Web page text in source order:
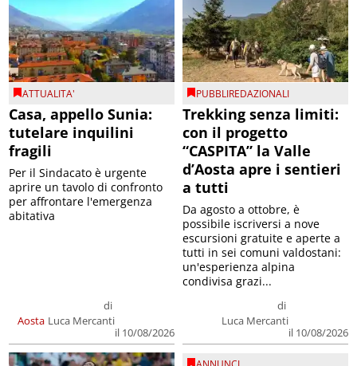
ATTUALITA'
Casa, appello Sunia:
tutelare inquilini
fragili
Aosta
di
Luca Mercanti
il 10/08/2026
Per il Sindacato è urgente
aprire un tavolo di confronto
per affrontare l'emergenza
abitativa
PUBBLIREDAZIONALI
Trekking senza limiti:
con il progetto
“CASPITA” la Valle
d’Aosta apre i sentieri
a tutti
di
Luca Mercanti
il 10/08/2026
Da agosto a ottobre, è
possibile iscriversi a nove
escursioni gratuite e aperte a
tutti in sei comuni valdostani:
un'esperienza alpina
condivisa grazi...